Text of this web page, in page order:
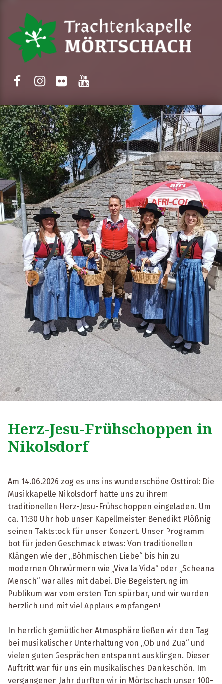
Herz-Jesu-Frühschoppen in
Nikolsdorf
Am 14.06.2026 zog es uns ins wunderschöne Osttirol: Die
Musikkapelle Nikolsdorf hatte uns zu ihrem
traditionellen Herz-Jesu-Frühschoppen eingeladen. Um
ca. 11:30 Uhr hob unser Kapellmeister Benedikt Plößnig
seinen Taktstock für unser Konzert. Unser Programm
bot für jeden Geschmack etwas: Von traditionellen
Klängen wie der „Böhmischen Liebe“ bis hin zu
modernen Ohrwürmern wie „Viva la Vida“ oder „Scheana
Mensch“ war alles mit dabei. Die Begeisterung im
Publikum war vom ersten Ton spürbar, und wir wurden
herzlich und mit viel Applaus empfangen!
In herrlich gemütlicher Atmosphäre ließen wir den Tag
bei musikalischer Unterhaltung von „Ob und Zua“ und
vielen guten Gesprächen entspannt ausklingen. Dieser
Auftritt war für uns ein musikalisches Dankeschön. Im
vergangenen Jahr durften wir in Mörtschach unser 100-